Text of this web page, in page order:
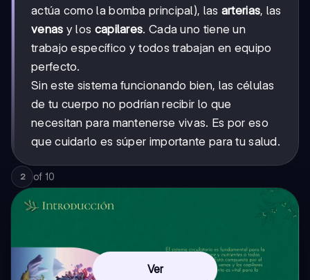
actúa como la bomba principal), las arterias, las
venas y los capilares. Cada uno tiene un
trabajo específico y todos trabajan en equipo
perfecto.
Sin este sistema funcionando bien, las células
de tu cuerpo no podrían recibir lo que
necesitan para mantenerse vivas. Es por eso
que cuidarlo es súper importante para tu salud.
2 of 10
Ver